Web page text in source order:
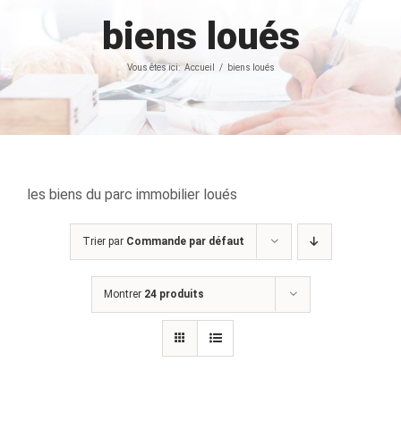
biens loués
Vous êtes ici: Accueil biens loués
les biens du parc immobilier loués
Trier par Commande par défaut
Montrer 24 produits